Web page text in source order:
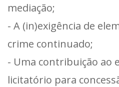
mediação;
- A (in)exigência de
crime continuado;
- Uma contribuição ao
licitatório para